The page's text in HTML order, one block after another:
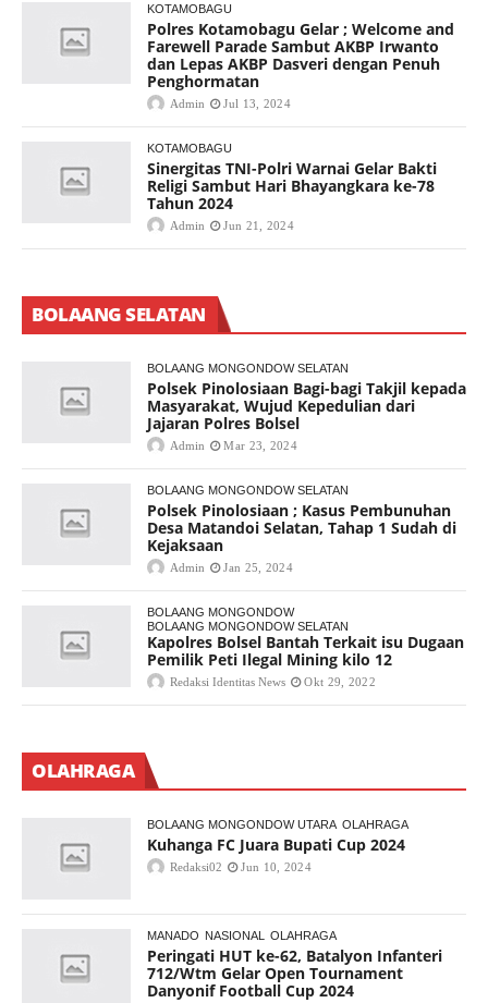
KOTAMOBAGU
Polres Kotamobagu Gelar ; Welcome and
Farewell Parade Sambut AKBP Irwanto
dan Lepas AKBP Dasveri dengan Penuh
Penghormatan
Admin Jul 13, 2024
KOTAMOBAGU
Sinergitas TNI-Polri Warnai Gelar Bakti
Religi Sambut Hari Bhayangkara ke-78
Tahun 2024
Admin Jun 21, 2024
BOLAANG SELATAN
BOLAANG MONGONDOW SELATAN
Polsek Pinolosiaan Bagi-bagi Takjil kepada
Masyarakat, Wujud Kepedulian dari
Jajaran Polres Bolsel
Admin Mar 23, 2024
BOLAANG MONGONDOW SELATAN
Polsek Pinolosiaan ; Kasus Pembunuhan
Desa Matandoi Selatan, Tahap 1 Sudah di
Kejaksaan
Admin Jan 25, 2024
BOLAANG MONGONDOW
BOLAANG MONGONDOW SELATAN
Kapolres Bolsel Bantah Terkait isu Dugaan
Pemilik Peti Ilegal Mining kilo 12
Redaksi Identitas News Okt 29, 2022
OLAHRAGA
BOLAANG MONGONDOW UTARA OLAHRAGA
Kuhanga FC Juara Bupati Cup 2024
Redaksi02 Jun 10, 2024
MANADO NASIONAL OLAHRAGA
Peringati HUT ke-62, Batalyon Infanteri
712/Wtm Gelar Open Tournament
Danyonif Football Cup 2024